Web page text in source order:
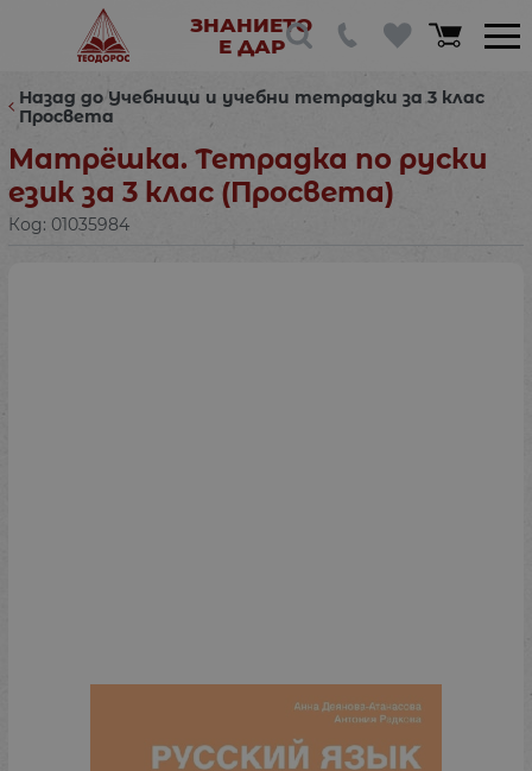
ЗНАНИЕТО
Е ДАР
Назад до Учебници и учебни тетрадки за 3 клас
Просвета
Матрёшка. Тетрадка по руски
език за 3 клас (Просвета)
Код: 01035984